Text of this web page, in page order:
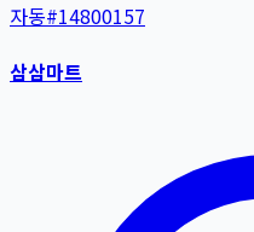
자동#14800157
삼삼마트